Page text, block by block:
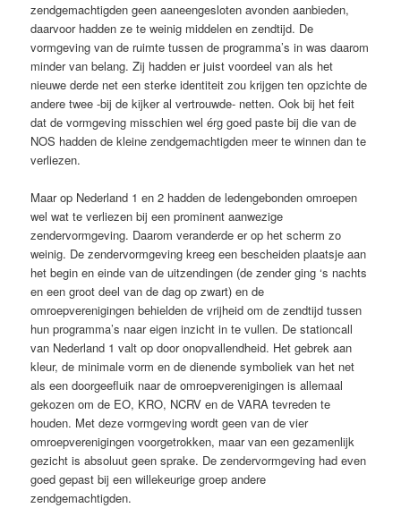
zendgemachtigden geen aaneengesloten avonden aanbieden,
daarvoor hadden ze te weinig middelen en zendtijd. De
vormgeving van de ruimte tussen de programma’s in was daarom
minder van belang. Zij hadden er juist voordeel van als het
nieuwe derde net een sterke identiteit zou krijgen ten opzichte de
andere twee -bij de kijker al vertrouwde- netten. Ook bij het feit
dat de vormgeving misschien wel érg goed paste bij die van de
NOS hadden de kleine zendgemachtigden meer te winnen dan te
verliezen.
Maar op Nederland 1 en 2 hadden de ledengebonden omroepen
wel wat te verliezen bij een prominent aanwezige
zendervormgeving. Daarom veranderde er op het scherm zo
weinig. De zendervormgeving kreeg een bescheiden plaatsje aan
het begin en einde van de uitzendingen (de zender ging ‘s nachts
en een groot deel van de dag op zwart) en de
omroepverenigingen behielden de vrijheid om de zendtijd tussen
hun programma’s naar eigen inzicht in te vullen. De stationcall
van Nederland 1 valt op door onopvallendheid. Het gebrek aan
kleur, de minimale vorm en de dienende symboliek van het net
als een doorgeefluik naar de omroepverenigingen is allemaal
gekozen om de EO, KRO, NCRV en de VARA tevreden te
houden. Met deze vormgeving wordt geen van de vier
omroepverenigingen voorgetrokken, maar van een gezamenlijk
gezicht is absoluut geen sprake. De zendervormgeving had even
goed gepast bij een willekeurige groep andere
zendgemachtigden.